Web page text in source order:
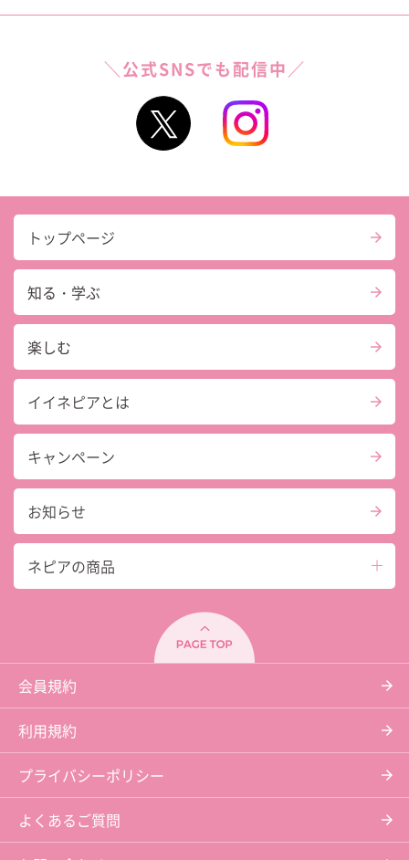
＼公式SNSでも配信中／
トップページ
知る・学ぶ
楽しむ
イイネピアとは
キャンペーン
お知らせ
ネピアの商品
会員規約
利用規約
プライバシーポリシー
よくあるご質問